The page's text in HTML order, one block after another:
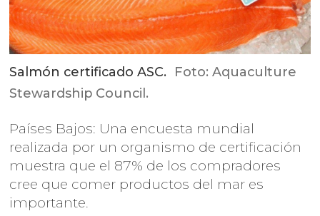
Salmón certificado ASC. Foto: Aquaculture
Stewardship Council.
Países Bajos: Una encuesta mundial
realizada por un organismo de certificación
muestra que el 87% de los compradores
cree que comer productos del mar es
importante.